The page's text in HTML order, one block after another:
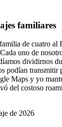
familiares
de cuatro
uno de
dividirnos
podían transmitir
Maps y yo
del costoso
de 2026